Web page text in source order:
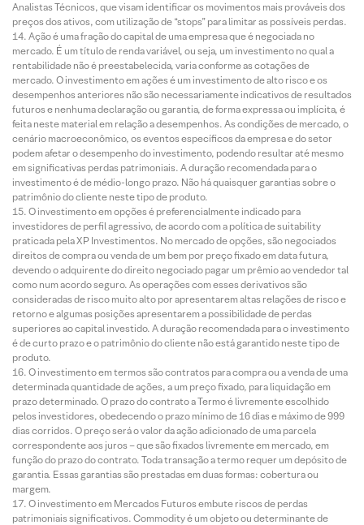
Analistas Técnicos, que visam identificar os movimentos mais prováveis dos
preços dos ativos, com utilização de “stops” para limitar as possíveis perdas.
Ação é uma fração do capital de uma empresa que é negociada no
mercado. É um título de renda variável, ou seja, um investimento no qual a
rentabilidade não é preestabelecida, varia conforme as cotações de
mercado. O investimento em ações é um investimento de alto risco e os
desempenhos anteriores não são necessariamente indicativos de resultados
futuros e nenhuma declaração ou garantia, de forma expressa ou implícita, é
feita neste material em relação a desempenhos. As condições de mercado, o
cenário macroeconômico, os eventos específicos da empresa e do setor
podem afetar o desempenho do investimento, podendo resultar até mesmo
em significativas perdas patrimoniais. A duração recomendada para o
investimento é de médio-longo prazo. Não há quaisquer garantias sobre o
patrimônio do cliente neste tipo de produto.
O investimento em opções é preferencialmente indicado para
investidores de perfil agressivo, de acordo com a política de suitability
praticada pela XP Investimentos. No mercado de opções, são negociados
direitos de compra ou venda de um bem por preço fixado em data futura,
devendo o adquirente do direito negociado pagar um prêmio ao vendedor tal
como num acordo seguro. As operações com esses derivativos são
consideradas de risco muito alto por apresentarem altas relações de risco e
retorno e algumas posições apresentarem a possibilidade de perdas
superiores ao capital investido. A duração recomendada para o investimento
é de curto prazo e o patrimônio do cliente não está garantido neste tipo de
produto.
O investimento em termos são contratos para compra ou a venda de uma
determinada quantidade de ações, a um preço fixado, para liquidação em
prazo determinado. O prazo do contrato a Termo é livremente escolhido
pelos investidores, obedecendo o prazo mínimo de 16 dias e máximo de 999
dias corridos. O preço será o valor da ação adicionado de uma parcela
correspondente aos juros – que são fixados livremente em mercado, em
função do prazo do contrato. Toda transação a termo requer um depósito de
garantia. Essas garantias são prestadas em duas formas: cobertura ou
margem.
O investimento em Mercados Futuros embute riscos de perdas
patrimoniais significativos. Commodity é um objeto ou determinante de